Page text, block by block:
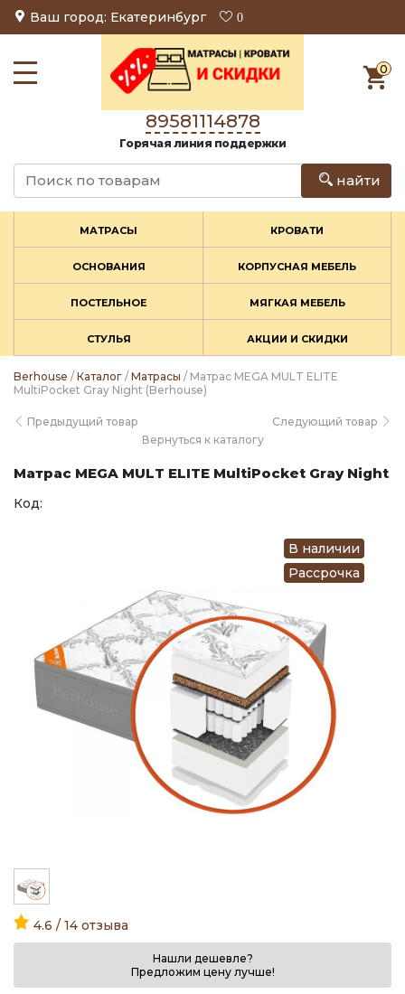
Ваш город: Екатеринбург 0
0
89581114878
Горячая линия поддержки
найти
МАТРАСЫ КРОВАТИ
ОСНОВАНИЯ КОРПУСНАЯ МЕБЕЛЬ
ПОСТЕЛЬНОЕ МЯГКАЯ МЕБЕЛЬ
СТУЛЬЯ АКЦИИ И СКИДКИ
Berhouse / Каталог / Матрасы / Матрас MEGA MULT ELITE
MultiPocket Gray Night (Berhouse)
Предыдущий товар
Следующий товар
Вернуться к каталогу
Матрас MEGA MULT ELITE MultiPocket Gray Night
Код:
В наличии
Рассрочка
4.6 / 14 отзыва
Нашли дешевле?
Предложим цену лучше!